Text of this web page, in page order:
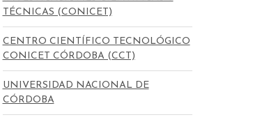
TÉCNICAS (CONICET)
CENTRO CIENTÍFICO TECNOLÓGICO
CONICET CÓRDOBA (CCT)
UNIVERSIDAD NACIONAL DE
CÓRDOBA